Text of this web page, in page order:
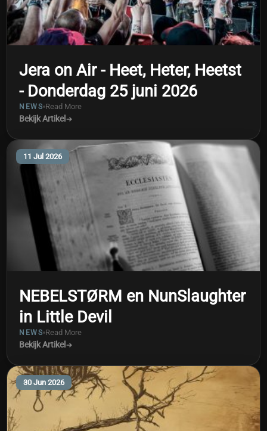
Jera on Air - Heet, Heter, Heetst
- Donderdag 25 juni 2026
NEWS Read More
Bekijk Artikel
11 Jul 2026
NEBELSTØRM en NunSlaughter
in Little Devil
NEWS Read More
Bekijk Artikel
30 Jun 2026